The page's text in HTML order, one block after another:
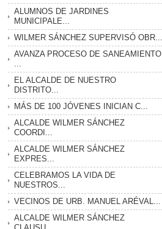
ALUMNOS DE JARDINES
MUNICIPALE...
WILMER SÁNCHEZ SUPERVISÓ OBR...
AVANZA PROCESO DE SANEAMIENTO
EL ALCALDE DE NUESTRO
DISTRITO...
MÁS DE 100 JÓVENES INICIAN C...
ALCALDE WILMER SÁNCHEZ
COORDI...
ALCALDE WILMER SÁNCHEZ
EXPRES...
CELEBRAMOS LA VIDA DE
NUESTROS...
VECINOS DE URB. MANUEL ARÉVAL...
ALCALDE WILMER SÁNCHEZ